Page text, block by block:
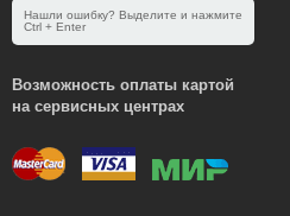
Нашли ошибку? Выделите и нажмите
Ctrl + Enter
Возможность оплаты картой
на сервисных центрах